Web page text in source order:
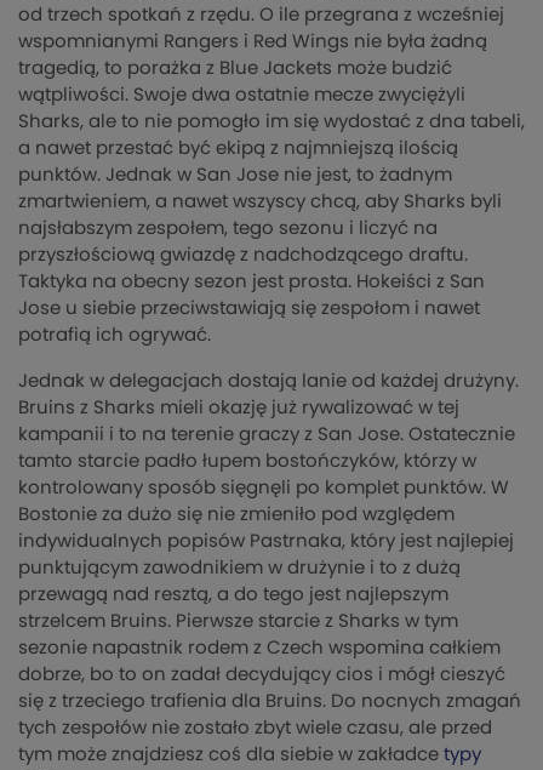
od trzech spotkań z rzędu. O ile przegrana z wcześniej
wspomnianymi Rangers i Red Wings nie była żadną
tragedią, to porażka z Blue Jackets może budzić
wątpliwości. Swoje dwa ostatnie mecze zwyciężyli
Sharks, ale to nie pomogło im się wydostać z dna tabeli,
a nawet przestać być ekipą z najmniejszą ilością
punktów. Jednak w San Jose nie jest, to żadnym
zmartwieniem, a nawet wszyscy chcą, aby Sharks byli
najsłabszym zespołem, tego sezonu i liczyć na
przyszłościową gwiazdę z nadchodzącego draftu.
Taktyka na obecny sezon jest prosta. Hokeiści z San
Jose u siebie przeciwstawiają się zespołom i nawet
potrafią ich ogrywać.
Jednak w delegacjach dostają lanie od każdej drużyny.
Bruins z Sharks mieli okazję już rywalizować w tej
kampanii i to na terenie graczy z San Jose. Ostatecznie
tamto starcie padło łupem bostończyków, którzy w
kontrolowany sposób sięgnęli po komplet punktów. W
Bostonie za dużo się nie zmieniło pod względem
indywidualnych popisów Pastrnaka, który jest najlepiej
punktującym zawodnikiem w drużynie i to z dużą
przewagą nad resztą, a do tego jest najlepszym
strzelcem Bruins. Pierwsze starcie z Sharks w tym
sezonie napastnik rodem z Czech wspomina całkiem
dobrze, bo to on zadał decydujący cios i mógł cieszyć
się z trzeciego trafienia dla Bruins. Do nocnych zmagań
tych zespołów nie zostało zbyt wiele czasu, ale przed
tym może znajdziesz coś dla siebie w zakładce typy